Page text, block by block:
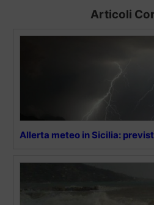
Articoli
Allerta meteo in Sicilia: